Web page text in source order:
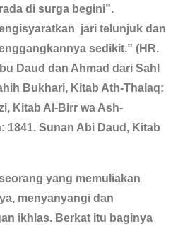
di surga begini”.
jari telunjuk dan
sedikit.” (HR.
Daud dan Ahmad dari Sahl
Bukhari, Kitab Ath-Thalaq:
Kitab Al-Birr wa Ash-
1841. Sunan Abi Daud, Kitab
yang memuliakan
menyanyangi dan
ikhlas. Berkat itu baginya